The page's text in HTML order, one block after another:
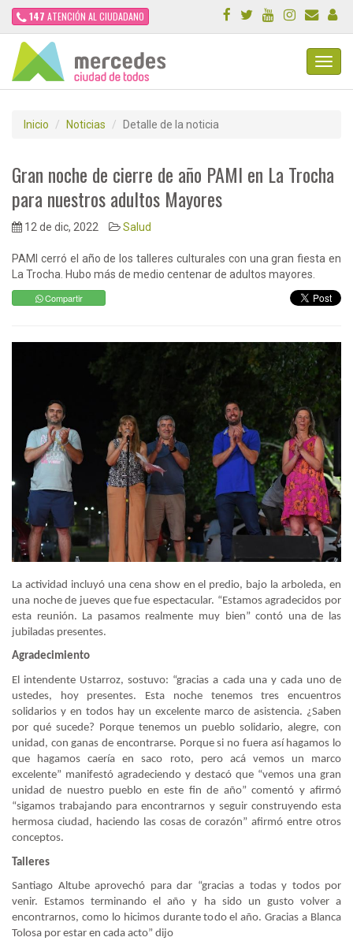
147 ATENCIÓN AL CIUDADANO
Inicio Noticias Detalle de la noticia
Gran noche de cierre de año PAMI en La Trocha
para nuestros adultos Mayores
12 de dic, 2022 Salud
PAMI cerró el año de los talleres culturales con una gran fiesta en
La Trocha. Hubo más de medio centenar de adultos mayores.
Compartir
La actividad incluyó una cena show en el predio, bajo la arboleda, en
una noche de jueves que fue espectacular. “Estamos agradecidos por
esta reunión. La pasamos realmente muy bien” contó una de las
jubiladas presentes.
Agradecimiento
El intendente Ustarroz, sostuvo: “gracias a cada una y cada uno de
ustedes, hoy presentes. Esta noche tenemos tres encuentros
solidarios y en todos hay un excelente marco de asistencia. ¿Saben
por qué sucede? Porque tenemos un pueblo solidario, alegre, con
unidad, con ganas de encontrarse. Porque si no fuera así hagamos lo
que hagamos caería en saco roto, pero acá vemos un marco
excelente” manifestó agradeciendo y destacó que “vemos una gran
unidad de nuestro pueblo en este fin de año” comentó y afirmó
“sigamos trabajando para encontrarnos y seguir construyendo esta
hermosa ciudad, haciendo las cosas de corazón” afirmó entre otros
conceptos.
Talleres
Santiago Altube aprovechó para dar “gracias a todas y todos por
venir. Estamos terminando el año y ha sido un gusto volver a
encontrarnos, como lo hicimos durante todo el año. Gracias a Blanca
Tolosa por estar en cada acto” dijo